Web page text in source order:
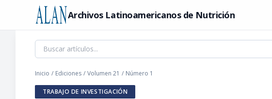
Archivos Latinoamericanos de Nutrición
Inicio / Ediciones / Volumen 21 / Número 1
TRABAJO DE INVESTIGACIÓN